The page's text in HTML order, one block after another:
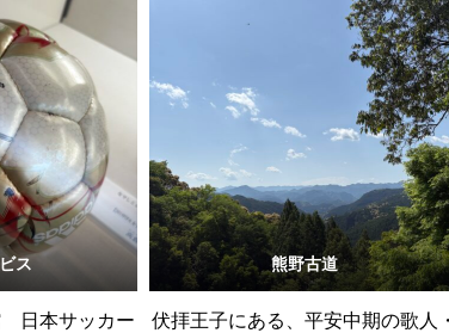
ス
日本サッカー
熊野古道
伏拝王子にある、平安中期の歌人・